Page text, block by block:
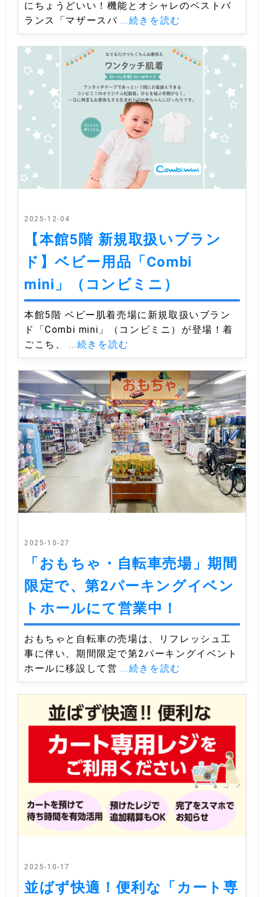
にちょうどいい！機能とオシャレのベストバ
ランス「マザースバ ...続きを読む
2025-12-04
【本館5階 新規取扱いブラン
ド】ベビー用品「Combi
mini」（コンビミニ）
本館5階 ベビー肌着売場に新規取扱いブラン
ド「Combi mini」（コンビミニ）が登場！着
ごこち、 ...続きを読む
2025-10-27
「おもちゃ・自転車売場」期間
限定で、第2パーキングイベン
トホールにて営業中！
おもちゃと自転車の売場は、リフレッシュ工
事に伴い、期間限定で第2パーキングイベント
ホールに移設して営 ...続きを読む
2025-10-17
並ばず快適！便利な「カート専